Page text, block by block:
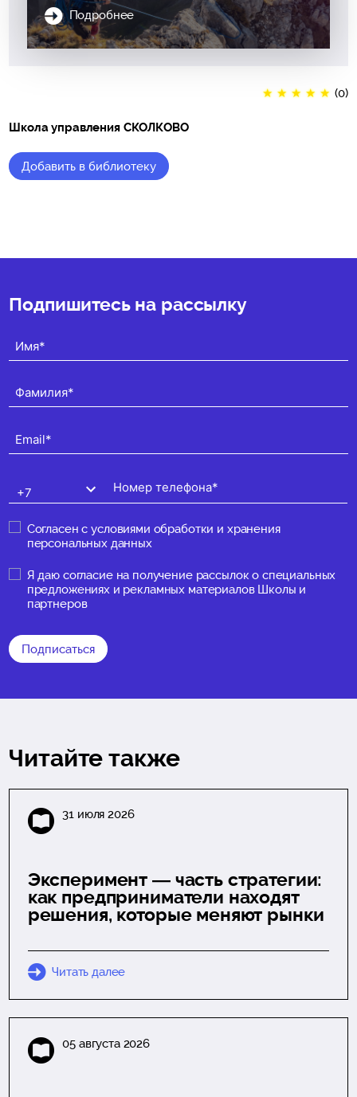
Подробнее
★ ★ ★ ★ ★ (0)
Школа управления СКОЛКОВО
Добавить в библиотеку
Подпишитесь на рассылку
Согласен сусловиями обработки и хранения
персональных данных
Я даю согласие на получение рассылок о специальных
предложениях и рекламных материалов Школы и
партнеров
Подписаться
Читайте также
31 июля 2026
Эксперимент — часть стратегии:
как предприниматели находят
решения, которые меняют рынки
Читать далее
05 августа 2026